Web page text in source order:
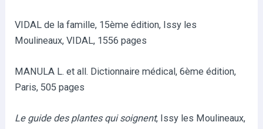
VIDAL de la famille, 15ème édition, Issy les
Moulineaux, VIDAL, 1556 pages
MANULA L. et all. Dictionnaire médical, 6ème édition,
Paris, 505 pages
Le guide des plantes qui soignent, Issy les Moulineaux,